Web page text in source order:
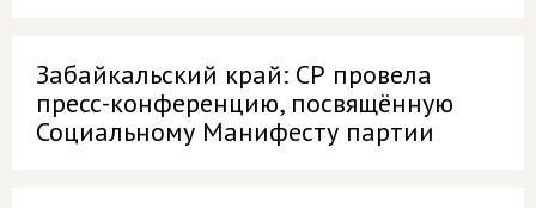
Забайкальский край: СР провела
пресс-конференцию, посвящённую
Социальному Манифесту партии